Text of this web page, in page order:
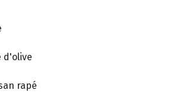
d'olive
rapé